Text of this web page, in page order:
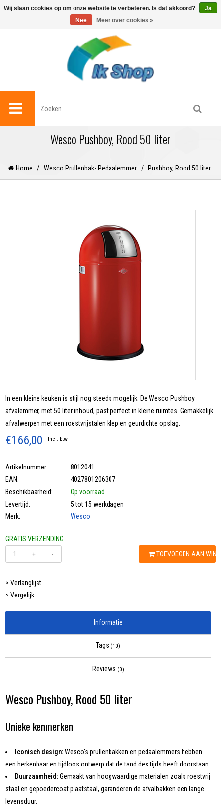
0
Wesco Pushboy, Rood 50 liter
Home / Wesco Prullenbak- Pedaalemmer / Pushboy, Rood 50 liter
In een kleine keuken is stijl nog steeds mogelijk. De Wesco Pushboy
afvalemmer, met 50 liter inhoud, past perfect in kleine ruimtes. Gemakkelijk
afvalwerpen met een roestvrijstalen klep en geurdichte opslag.
€166,00 Incl. btw
Artikelnummer:
8012041
EAN:
4027801206307
Beschikbaarheid:
Op voorraad
Levertijd:
5 tot 15 werkdagen
Merk:
Wesco
GRATIS VERZENDING
+
- TOEVOEGEN AAN
> Verlanglijst
> Vergelijk
Informatie
Tags (10)
Reviews (0)
Wesco Pushboy, Rood 50 liter
Unieke kenmerken
Iconisch design:Wesco's prullenbakken en pedaalemmers hebben
een herkenbaar en tijdloos ontwerp dat de tand des tijds heeft doorstaan.
Duurzaamheid:Gemaakt van hoogwaardige materialen zoals roestvrij
staal en gepoedercoat plaatstaal, garanderen de afvalbakken een lange
levensduur.
Wij slaan cookies op om onze website te verbeteren. Is dat akkoord?
Ja
Nee
Meer over cookies »